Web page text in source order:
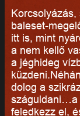
baleset-
itt is, mint
a nem kellő
a jéghideg
dolog a
száguldani…a
feledkezz el,